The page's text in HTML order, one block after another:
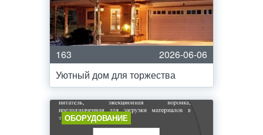
163
2026-06-06
Уютный дом для торжества
ОБОРУДОВАНИЕ